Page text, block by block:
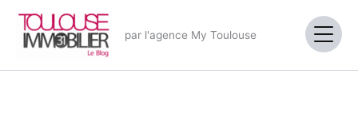
contenu
par l'agence My Toulouse